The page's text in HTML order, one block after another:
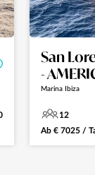
San
-
Marina Ibiza
12
Ab€ 7025 /